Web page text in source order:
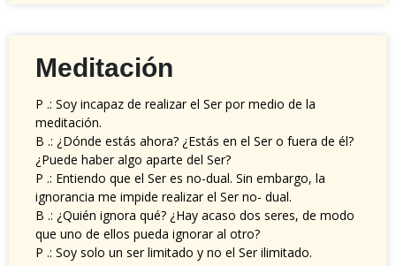
Meditación
P .: Soy incapaz de realizar el Ser por medio de la
meditación.
B .: ¿Dónde estás ahora? ¿Estás en el Ser o fuera de él?
¿Puede haber algo aparte del Ser?
P .: Entiendo que el Ser es no-dual. Sin embargo, la
ignorancia me impide realizar el Ser no- dual.
B .: ¿Quién ignora qué? ¿Hay acaso dos seres, de modo
que uno de ellos pueda ignorar al otro?
P .: Soy solo un ser limitado y no el Ser ilimitado.